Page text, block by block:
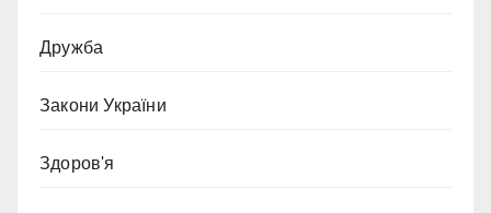
Дружба
Закони України
Здоров'я